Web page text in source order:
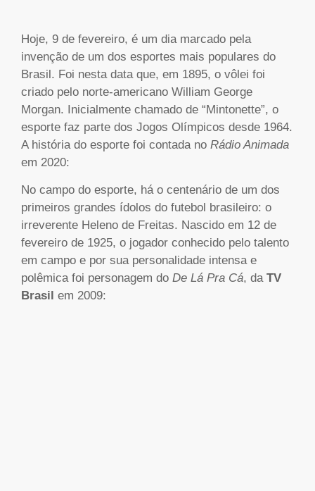
Hoje, 9 de fevereiro, é um dia marcado pela
invenção de um dos esportes mais populares do
Brasil. Foi nesta data que, em 1895, o vôlei foi
criado pelo norte-americano William George
Morgan. Inicialmente chamado de “Mintonette”, o
esporte faz parte dos Jogos Olímpicos desde 1964.
A história do esporte foi contada no Rádio Animada
em 2020:
No campo do esporte, há o centenário de um dos
primeiros grandes ídolos do futebol brasileiro: o
irreverente Heleno de Freitas. Nascido em 12 de
fevereiro de 1925, o jogador conhecido pelo talento
em campo e por sua personalidade intensa e
polêmica foi personagem do De Lá Pra Cá, da TV
Brasil em 2009: